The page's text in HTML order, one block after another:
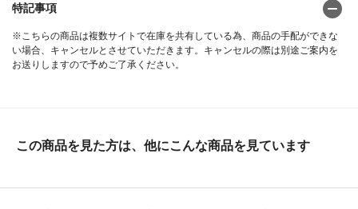
特記事項
※こちらの商品は複数サイトで在庫を共有している為、商品の手配ができな
い場合、キャンセルとさせていただきます。キャンセルの際は別途ご案内を
お送りしますので予めご了承ください。
この商品を見た方は、他にこんな商品を見ています